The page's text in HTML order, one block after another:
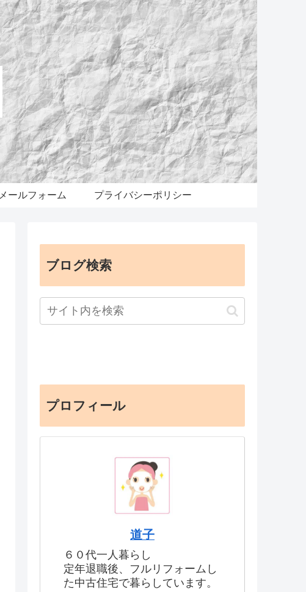
メールフォーム プライバシーポリシー
ブログ検索
プロフィール
道子
６０代一人暮らし
定年退職後、フルリフォームし
た中古住宅で暮らしています。